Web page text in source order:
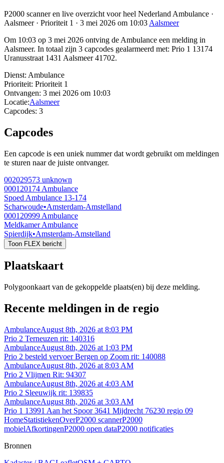
P2000 scanner en live overzicht voor heel Nederland Ambulance ·
Aalsmeer · Prioriteit 1 · 3 mei 2026 om 10:03Aalsmeer
Om 10:03 op 3 mei 2026 ontving de Ambulance een melding in
Aalsmeer. In totaal zijn 3 capcodes gealarmeerd met: Prio 1 13174
Uranusstraat 1431 Aalsmeer 41702.
Dienst: Ambulance
Prioriteit: Prioriteit 1
Ontvangen: 3 mei 2026 om 10:03
Locatie:Aalsmeer
Capcodes: 3
Capcodes
Een capcode is een uniek nummer dat wordt gebruikt om meldingen
te sturen naar de juiste ontvanger.
002029573 unknown
000120174 Ambulance
Spoed Ambulance 13-174
Scharwoude•Amsterdam-Amstelland
000120999 Ambulance
Meldkamer Ambulance
Spierdijk•Amsterdam-Amstelland
Toon FLEX bericht
Plaatskaart
Polygoonkaart van de gekoppelde plaats(en) bij deze melding.
Recente meldingen in de regio
AmbulanceAugust 8th, 2026 at 8:03 PM
Prio 2 Terneuzen rit: 140316
AmbulanceAugust 8th, 2026 at 1:03 PM
Prio 2 besteld vervoer Bergen op Zoom rit: 140088
AmbulanceAugust 8th, 2026 at 8:03 AM
Prio 2 Vlijmen Rit: 94307
AmbulanceAugust 8th, 2026 at 4:03 AM
Prio 2 Sleeuwijk rit: 139835
AmbulanceAugust 8th, 2026 at 3:03 AM
Prio 1 13991 Aan het Spoor 3641 Mijdrecht 76230 regio 09
HomeStatistiekenOverP2000 scannerP2000
mobielAfkortingenP2000 open dataP2000 notificaties
Bronnen